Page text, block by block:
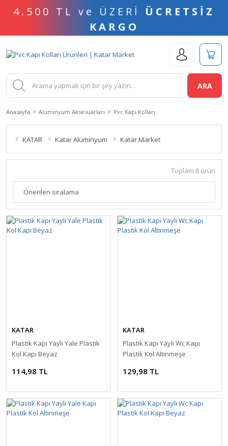
4.500 TL ve ÜZERİ ÜCRETSİZ
KARGO
ARA
Anasayfa Alüminyum Aksesuarları Pvc Kapı Kolları
KATAR Katar Alüminyum Katar Market
Toplam 8 ürün
KATAR
Plastik Kapı Yaylı Yale Plastik
Kol Kapı Beyaz
114,98 TL
KATAR
Plastik Kapı Yaylı Wc Kapı
Plastik Kol Altınmeşe
129,98 TL